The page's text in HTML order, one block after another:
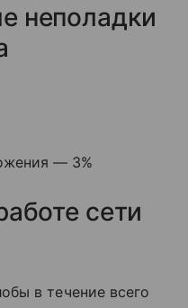
неполадки
— 3%
сети
в течение всего